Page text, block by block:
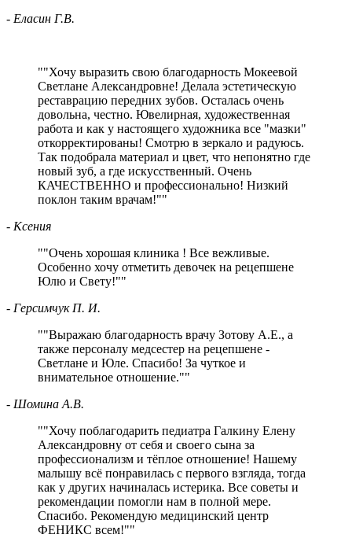
- Еласин Г.В.
" Хочу выразить свою благодарность Мокеевой
Светлане Александровне! Делала эстетическую
реставрацию передних зубов. Осталась очень
довольна, честно. Ювелирная, художественная
работа и как у настоящего художника все "мазки"
откорректированы! Смотрю в зеркало и радуюсь.
Так подобрала материал и цвет, что непонятно где
новый зуб, а где искусственный. Очень
КАЧЕСТВЕННО и профессионально! Низкий
поклон таким врачам! "
- Ксения
" Очень хорошая клиника ! Все вежливые.
Особенно хочу отметить девочек на рецепшене
Юлю и Свету! "
- Герсимчук П. И.
" Выражаю благодарность врачу Зотову А.Е., а
также персоналу медсестер на рецепшене -
Светлане и Юле. Спасибо! За чуткое и
внимательное отношение. "
- Шомина А.В.
" Хочу поблагодарить педиатра Галкину Елену
Александровну от себя и своего сына за
профессионализм и тёплое отношение! Нашему
малышу всё понравилась с первого взгляда, тогда
как у других начиналась истерика. Все советы и
рекомендации помогли нам в полной мере.
Спасибо. Рекомендую медицинский центр
ФЕНИКС всем! "